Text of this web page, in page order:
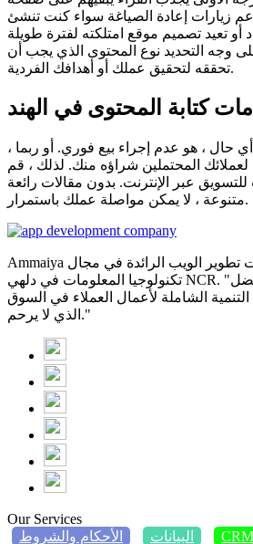
زيارات إعادة الصياغة سواء كنت تنشئ
أو تعيد تصميم موقع امتلكته لفترة طويلة
وجه التحديد نوع المحتوى الذي يجب أن
تحققه لتحقيق عملك أو أهدافك الفردية.
كتابة المحتوى في الهند
حال ، هو عدم إجراء بيع فوري. أو ربما ،
المحتملين شراؤه منك. لذلك ، قم
عبر الإنترنت. بدون مقالات رائعة
متنوعة ، لا يمكن مواصلة عملك باستمرار.
Ammaiya هي واحدة من شركات تطوير الويب الرائدة في مجال
تكنولوجيا المعلومات في دلهي NCR. "هدفنا النهائي هو تقديم أفضل
الشاملة لأعمال العملاء في السوق
الذي لا يرحم."
Our Services
البيانات
الأحكام والشروط CRM